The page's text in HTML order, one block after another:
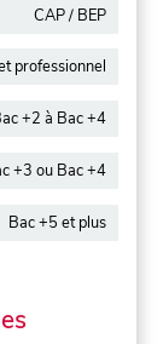
CAP / BEP
professionnel
+2 à Bac +4
+3 ou Bac +4
Bac +5 et plus